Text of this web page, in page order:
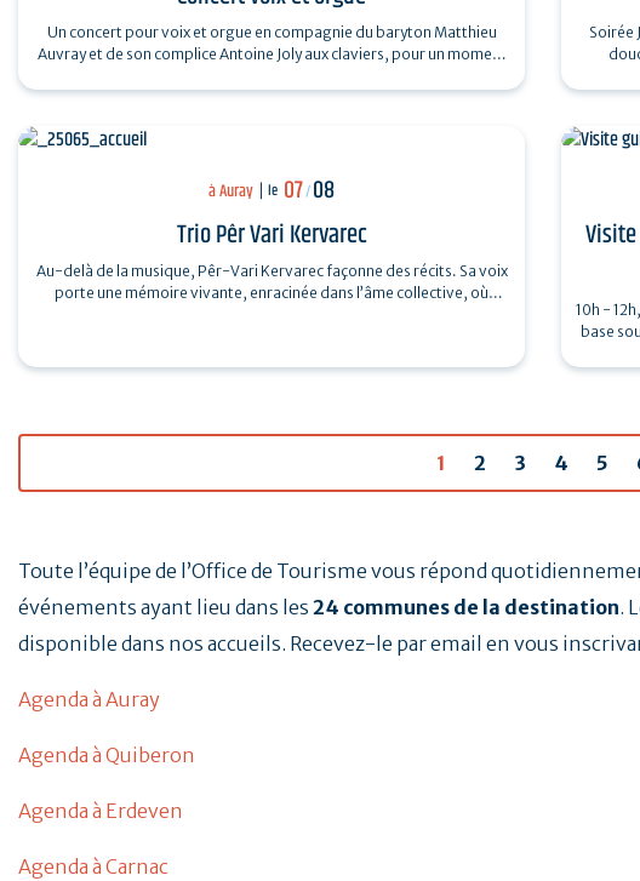
Un concert pour voix et orgue en compagnie du baryton Matthieu
Auvray et de son complice Antoine Joly aux claviers, pour un moment
Soirée Jazz
douceur Au Best Western
à Auray le 07/08
Trio Pêr Vari Kervarec
Au-delà de la musique, Pêr-Vari Kervarec façonne des récits. Sa voix
porte une mémoire vivante, enracinée dans l’âme collective, où
10h -
base
1 2 3 4 5
Toute l’équipe de l’Office de Tourisme vous répond
événements ayant lieu dans les 24 communes de la destination.
disponible dans nos accueils. Recevez-le par email en vous
Agenda à Auray
Agenda à Quiberon
Agenda à Erdeven
Agenda à Carnac